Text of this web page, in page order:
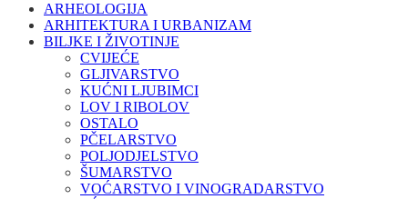
ARHEOLOGIJA
ARHITEKTURA I URBANIZAM
BILJKE I ŽIVOTINJE
CVIJEĆE
GLJIVARSTVO
KUĆNI LJUBIMCI
LOV I RIBOLOV
OSTALO
PČELARSTVO
POLJODJELSTVO
ŠUMARSTVO
VOĆARSTVO I VINOGRADARSTVO